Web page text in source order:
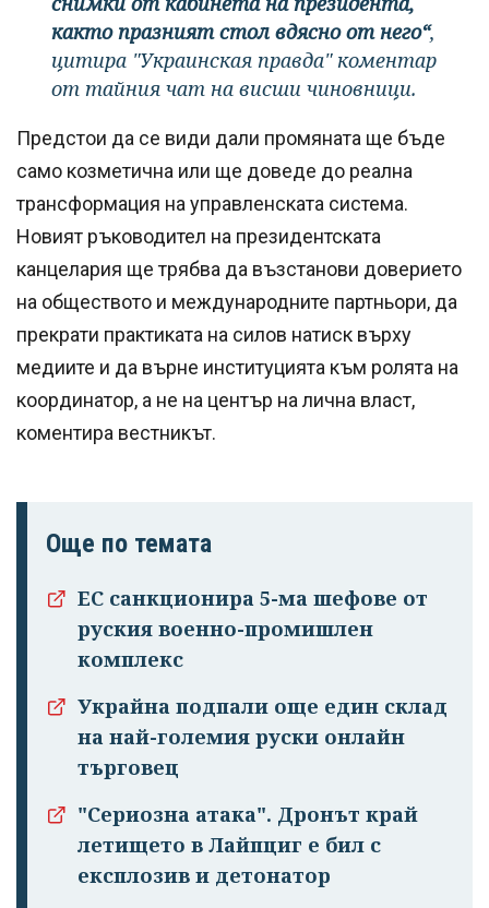
както празният стол вдясно от него“,
цитира "Украинская правда" коментар
от тайния чат на висши чиновници.
Предстои да се види дали промяната ще бъде
само козметична или ще доведе до реална
трансформация на управленската система.
Новият ръководител на президентската
канцелария ще трябва да възстанови доверието
на обществото и международните партньори, да
прекрати практиката на силов натиск върху
медиите и да върне институцията към ролята на
координатор, а не на център на лична власт,
коментира вестникът.
Още по темата
ЕС санкционира 5-ма шефове от
руския военно-промишлен
комплекс
Украйна подпали още един склад
на най-големия руски онлайн
търговец
"Сериозна атака". Дронът край
летището в Лайпциг е бил с
експлозив и детонатор